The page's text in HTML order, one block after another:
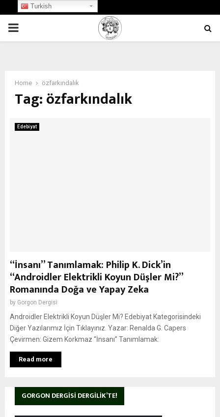
PRIMARY
Home özfarkındalık
Tag:özfarkındalık
Edebiyat
“İnsanı” Tanımlamak: Philip K. Dick’in
“Androidler Elektrikli Koyun Düşler Mi?”
Romanında Doğa ve Yapay Zeka
by Gorgon Dergisi
Androidler Elektrikli Koyun Düşler Mi? Edebiyat Kategorisindeki
Diğer Yazılarımız İçin Tıklayınız. Yazar: Renalda G. Capers
Çevirmen: Gizem Korkmaz “İnsanı” Tanımlamak:
Read more
GORGON DERGISI DERGILIK’TE!
Turkish